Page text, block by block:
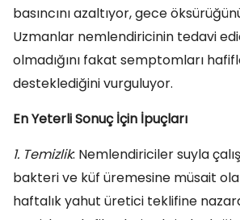
basıncını azaltıyor, gece
Uzmanlar nemlendiricinin tedavi
olmadığını fakat semptomları
desteklediğini vurguluyor.
En Yeterli Sonuç İçin İpuçları
1. Temizlik: Nemlendiriciler suyla
bakteri ve küf üremesine müsait
haftalık yahut üretici teklifine